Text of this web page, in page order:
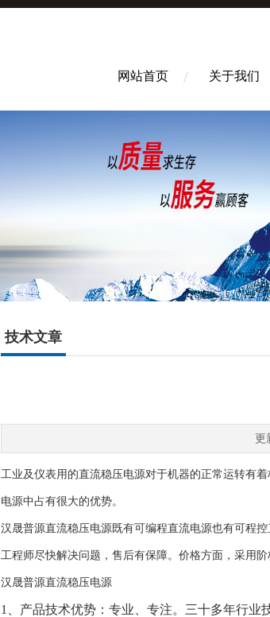
网站首页 关于我们
技术文章
更
工业及仪表用的直流稳压电源对于机器的正常运转有
电源中占有很大的优势。
汉晟普源直流稳压电源既有可编程直流电源也有可程
工程师尽快解决问题，售后有保障。价格方面，采用
汉晟普源直流稳压电源
1、产品技术优势：专业、专注。三十多年行业